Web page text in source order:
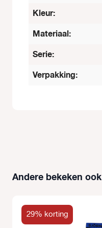
Kleur:
Materiaal:
Serie:
Verpakking:
Productgalerij overslaan
Andere bekeken ook
29% korting